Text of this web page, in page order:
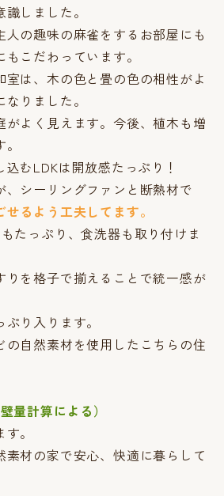
しました。
人の趣味の麻雀をするお部屋にも
こだわっています。
は、木の色と畳の色の相性がよ
りました。
がよく見えます。今後、植木も増
むLDKは開放感たっぷり！
、シーリングファンと断熱材で
るよう工夫してます。
たっぷり、食洗器も取り付けま
りを格子で揃えることで統一感が
り入ります。
の自然素材を使用したこちらの住
量計算による）
。
素材の家で安心、快適に暮らして